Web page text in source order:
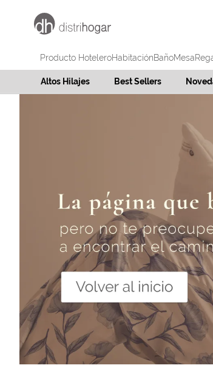
Producto HoteleroHabitaciónBañoMesa
Altos Hilajes Best Sellers